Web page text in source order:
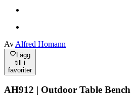
Av Alfred Homann
Lägg
till i
favoriter
AH912 | Outdoor Table Bench